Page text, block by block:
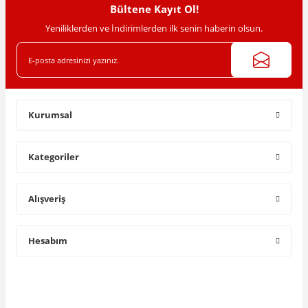
Gönder
Bültene Kayıt Ol!
Yeniliklerden ve İndirimlerden ilk senin haberin olsun.
Kurumsal
Kategoriler
Alışveriş
Hesabım